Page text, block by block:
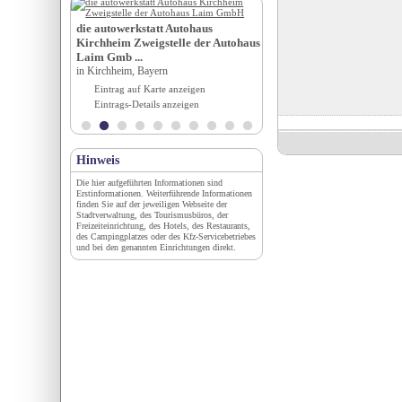
die autowerkstatt Autohaus
Kirchheim Zweigstelle der Autohaus
Laim Gmb ...
in Kirchheim, Bayern
Eintrag auf Karte anzeigen
Eintrags-Details anzeigen
Hinweis
Die hier aufgeführten Informationen sind
Erstinformationen. Weiterführende Informationen
finden Sie auf der jeweiligen Webseite der
Stadtverwaltung, des Tourismusbüros, der
Freizeiteinrichtung, des Hotels, des Restaurants,
des Campingplatzes oder des Kfz-Servicebetriebes
und bei den genannten Einrichtungen direkt.